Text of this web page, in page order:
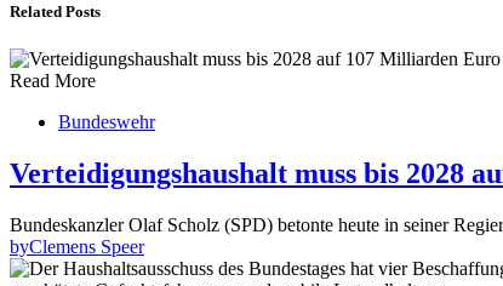
Related Posts
Read More
Bundeswehr
Verteidigungshaushalt muss bis 2028
Bundeskanzler Olaf Scholz (SPD) betonte heute in seiner
byClemens Speer